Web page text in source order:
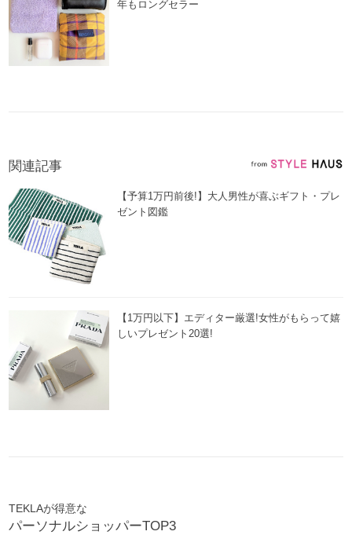
年もロングセラー
関連記事
【予算1万円前後!】大人男性が喜ぶギフト・プレ
ゼント図鑑
【1万円以下】エディター厳選!女性がもらって嬉
しいプレゼント20選!
TEKLAが得意な
パーソナルショッパーTOP3